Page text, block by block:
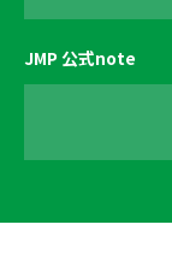
JMP 公式note